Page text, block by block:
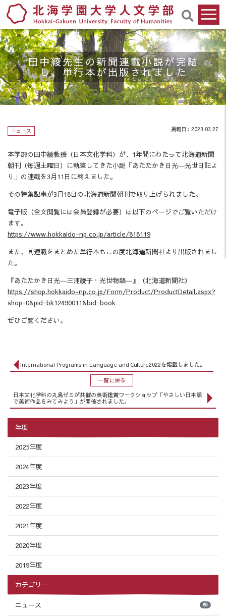
田中綾先生の新聞連載小説が完結
し、単行本が出版されました
ニュース 掲載日：2023.03.27
本学部の田中綾教授（日本文化学科）が、1年間にわたって北海道新聞
朝刊（毎週土曜日）に執筆してきた小説「あたたかき日光―光世日記よ
り」の連載を3月11日に終えました。
その特集記事が3月18日の北海道新聞朝刊で取り上げられました。
電子版（全文閲覧には会員登録が必要）は以下のページでご覧いただけ
ます。
https://www.hokkaido-np.co.jp/article/818119
また、同連載をまとめた単行本もこの度北海道新聞社より出版されまし
た。
『あたたかき日光―三浦綾子・光世物語―』（北海道新聞社）
https://shop.hokkaido-np.co.jp/Form/Product/ProductDetail.aspx?
shop=0&pid=bk12490011&bid=book
ぜひご覧ください。
International Programs in Language and Culture2022を掲載しました。
一覧に戻る
日本文化学科の丸島ゼミが共催の美術鑑賞ワークショップ「やさしい日本語
で美術作品をみてみよう」が開催されました。
年度
2025年度
2024年度
2023年度
2022年度
2021年度
2020年度
2019年度
カテゴリー
ニュース 89